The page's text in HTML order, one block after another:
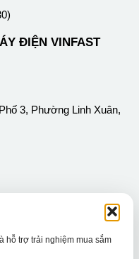
hỗ trợ trải nghiệm mua sắm
ĐIỆN VINFAST
3, Phường Linh Xuân,